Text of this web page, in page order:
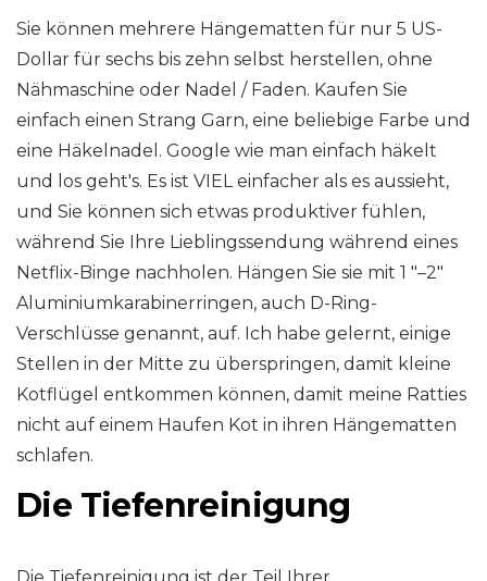
Sie können mehrere Hängematten für nur 5 US-
Dollar für sechs bis zehn selbst herstellen, ohne
Nähmaschine oder Nadel / Faden. Kaufen Sie
einfach einen Strang Garn, eine beliebige Farbe und
eine Häkelnadel. Google wie man einfach häkelt
und los geht's. Es ist VIEL einfacher als es aussieht,
und Sie können sich etwas produktiver fühlen,
während Sie Ihre Lieblingssendung während eines
Netflix-Binge nachholen. Hängen Sie sie mit 1 "–2"
Aluminiumkarabinerringen, auch D-Ring-
Verschlüsse genannt, auf. Ich habe gelernt, einige
Stellen in der Mitte zu überspringen, damit kleine
Kotflügel entkommen können, damit meine Ratties
nicht auf einem Haufen Kot in ihren Hängematten
schlafen.
Die Tiefenreinigung